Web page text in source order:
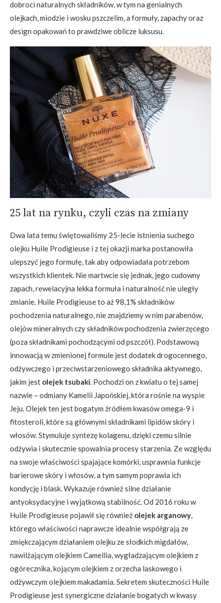
dobroci naturalnych składników, w tym na genialnych
olejkach, miodzie i wosku pszczelim, a formuły, zapachy oraz
design opakowań to prawdziwe oblicze luksusu.
25 lat na rynku, czyli czas na zmiany
Dwa lata temu świętowaliśmy 25-lecie istnienia suchego
olejku Huile Prodigieuse i z tej okazji marka postanowiła
ulepszyć jego formułę, tak aby odpowiadała potrzebom
wszystkich klientek. Nie martwcie się jednak, jego cudowny
zapach, rewelacyjna lekka formuła i naturalność nie uległy
zmianie. Huile Prodigieuse to aż 98,1% składników
pochodzenia naturalnego, nie znajdziemy w nim parabenów,
olejów mineralnych czy składników pochodzenia zwierzęcego
(poza składnikami pochodzącymi od pszczół). Podstawową
innowacją w zmienionej formule jest dodatek drogocennego,
odżywczego i przeciwstarzeniowego składnika aktywnego,
jakim jest olejek tsubaki. Pochodzi on z kwiatu o tej samej
nazwie – odmiany Kamelii Japońskiej, która rośnie na wyspie
Jeju. Olejek ten jest bogatym źródłem kwasów omega-9 i
fitosteroli, które są głównymi składnikami lipidów skóry i
włosów. Stymuluje syntezę kolagenu, dzięki czemu silnie
odżywia i skutecznie spowalnia procesy starzenia. Ze względu
na swoje właściwości spajające komórki, usprawnia funkcje
barierowe skóry i włosów, a tym samym poprawia ich
kondycję i blask. Wykazuje również silne działanie
antyoksydacyjne i wyjątkową stabilność. Od 2016 roku w
Huile Prodigieuse pojawił się również olejek arganowy,
którego właściwości naprawcze idealnie współgrają ze
zmiękczającym działaniem olejku ze słodkich migdałów,
nawilżającym olejkiem Camellia, wygładzającym olejkiem z
ogórecznika, kojącym olejkiem z orzecha laskowego i
odżywczym olejkiem makadamia. Sekretem skuteczności Huile
Prodigieuse jest synergiczne działanie bogatych w kwasy